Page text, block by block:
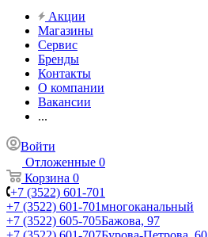
Акции
Магазины
Сервис
Бренды
Контакты
О компании
Вакансии
...
Войти
Отложенные 0
Корзина 0
+7 (3522) 601-701
+7 (3522) 601-701многоканальный
+7 (3522) 605-705Бажова, 97